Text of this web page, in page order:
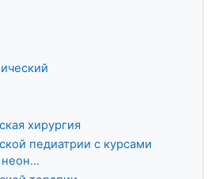
хирургия
педиатрии с курсами